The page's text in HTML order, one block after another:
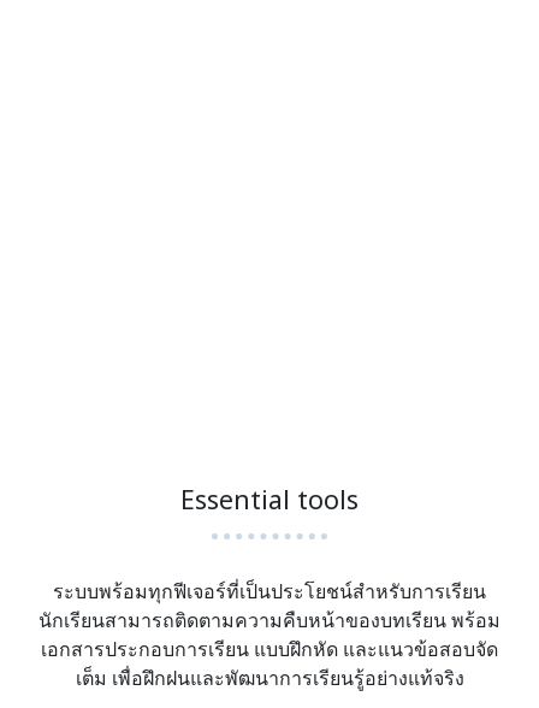
Essential tools
ระบบพร้อมทุกฟีเจอร์ที่เป็นประโยชน์สำหรับการเรียน
นักเรียนสามารถติดตามความคืบหน้าของบทเรียน พร้อม
เอกสารประกอบการเรียน แบบฝึกหัด และแนวข้อสอบจัด
เต็ม เพื่อฝึกฝนและพัฒนาการเรียนรู้อย่างแท้จริง